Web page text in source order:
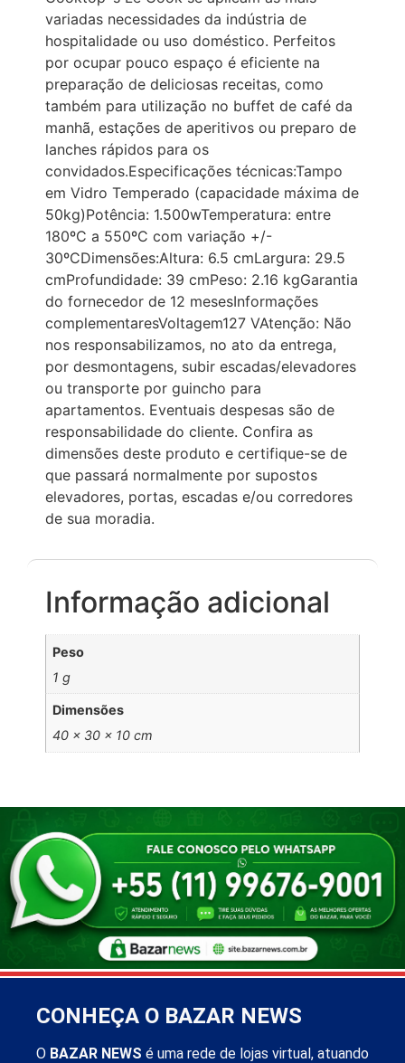
variadas necessidades da indústria de
hospitalidade ou uso doméstico. Perfeitos
por ocupar pouco espaço é eficiente na
preparação de deliciosas receitas, como
também para utilização no buffet de café da
manhã, estações de aperitivos ou preparo de
lanches rápidos para os
convidados.Especificações técnicas:Tampo
em Vidro Temperado (capacidade máxima de
50kg)Potência: 1.500wTemperatura: entre
180ºC a 550ºC com variação +/-
30ºCDimensões:Altura: 6.5 cmLargura: 29.5
cmProfundidade: 39 cmPeso: 2.16 kgGarantia
do fornecedor de 12 mesesInformações
complementaresVoltagem127 VAtenção: Não
nos responsabilizamos, no ato da entrega,
por desmontagens, subir escadas/elevadores
ou transporte por guincho para
apartamentos. Eventuais despesas são de
responsabilidade do cliente. Confira as
dimensões deste produto e certifique-se de
que passará normalmente por supostos
elevadores, portas, escadas e/ou corredores
de sua moradia.
Informação adicional
Peso
1 g
Dimensões
40 × 30 × 10 cm
CONHEÇA O BAZAR NEWS
O BAZAR NEWS é uma rede de lojas virtual, atuando